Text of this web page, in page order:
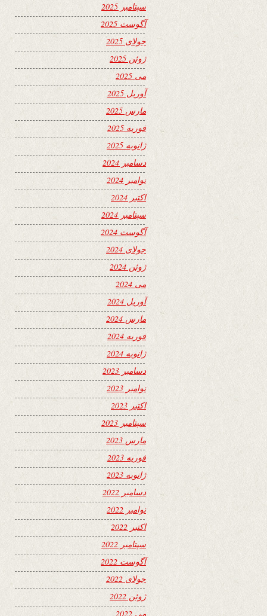
سپتامبر 2025
آگوست 2025
جولای 2025
ژوئن 2025
می 2025
آوریل 2025
مارس 2025
فوریه 2025
ژانویه 2025
دسامبر 2024
نوامبر 2024
اکتبر 2024
سپتامبر 2024
آگوست 2024
جولای 2024
ژوئن 2024
می 2024
آوریل 2024
مارس 2024
فوریه 2024
ژانویه 2024
دسامبر 2023
نوامبر 2023
اکتبر 2023
سپتامبر 2023
مارس 2023
فوریه 2023
ژانویه 2023
دسامبر 2022
نوامبر 2022
اکتبر 2022
سپتامبر 2022
آگوست 2022
جولای 2022
ژوئن 2022
می 2022